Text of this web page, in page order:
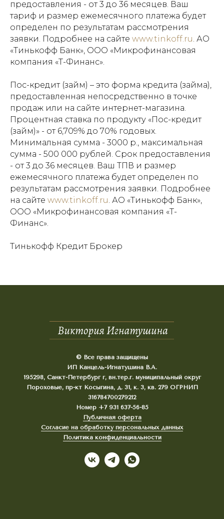
предоставления - от 3 до 36 месяцев. Ваш
тариф и размер ежемесячного платежа будет
определен по результатам рассмотрения
заявки. Подробнее на сайте www.tinkoff.ru. АО
«Тинькофф Банк», ООО «Микрофинансовая
компания «Т-Финанс».
Пос-кредит (займ) – это форма кредита (займа),
предоставленная непосредственно в точке
продаж или на сайте интернет-магазина.
Процентная ставка по продукту «Пос-кредит
(займ)» - от 6,709% до 70% годовых.
Минимальная сумма - 3000 р., максимальная
сумма - 500 000 рублей. Срок предоставления
- от 3 до 36 месяцев. Ваш ТПВ и размер
ежемесячного платежа будет определен по
результатам рассмотрения заявки. Подробнее
на сайте www.tinkoff.ru. АО «Тинькофф Банк»,
ООО «Микрофинансовая компания «Т-
Финанс».
Тинькофф Кредит Брокер
© Все права защищены
ИП Канцель-Игнатушина В.А.
195298, Санкт-Петербург г, вн.тер.г. муниципальный округ
Пороховые, пр-кт Косыгина, д. 31, к. 3, кв. 279 ОГРНИП
316784700279212
Номер +7 931 637-56-85
Публичная оферта
Согласие на обработку персональных данных
Политика конфиденциальности